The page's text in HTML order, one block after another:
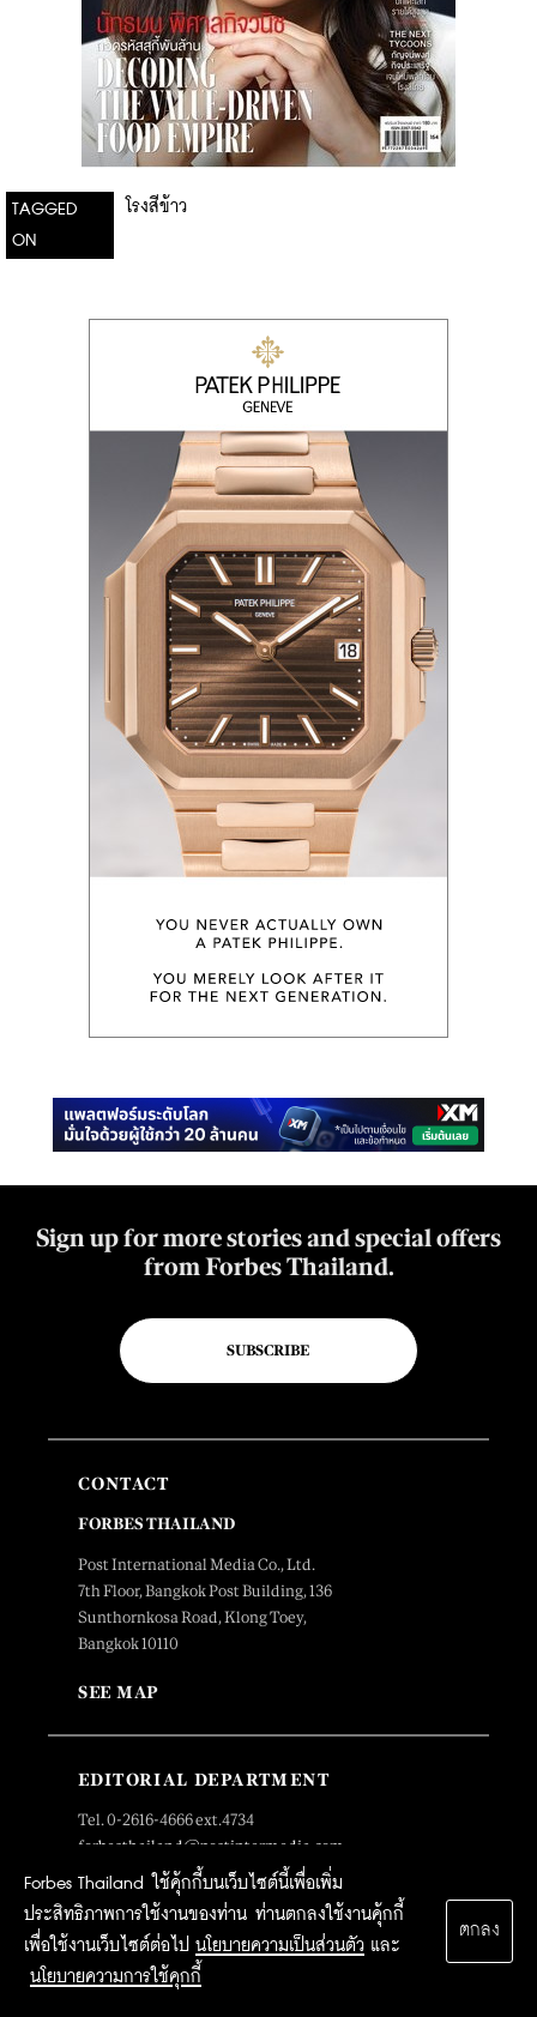
TAGGED
ON
โรงสีข้าว
Forbes Thailand ใช้คุ้กกี้บนเว็บไซต์นี้เพื่อเพิ่ม
ประสิทธิภาพการใช้งานของท่าน ท่านตกลงใช้งานคุ้กกี้
เพื่อใช้งานเว็บไซต์ต่อไป นโยบายความเป็นส่วนตัว และ
นโยบายความการใช้คุกกี้
ตกลง
Sign up for more stories and special offers
from Forbes Thailand.
SUBSCRIBE
CONTACT
FORBES THAILAND
Post International Media Co., Ltd.
7th Floor, Bangkok Post Building, 136
Sunthornkosa Road, Klong Toey,
Bangkok 10110
SEE MAP
EDITORIAL DEPARTMENT
Tel. 0-2616-4666 ext.4734
forbesthailand@postintermedia.com
ADVERTISING DEPARTMENT
Tel. 0-2616-4666 ext. 4768,4725
forbesthailand.sales@postintermedia.com